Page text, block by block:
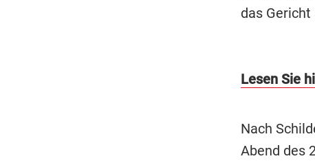
das
Lesen Sie
Nach
Abend des